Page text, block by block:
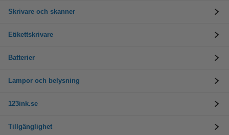
Skrivare och skanner
Etikettskrivare
Batterier
Lampor och belysning
123ink.se
Tillgänglighet